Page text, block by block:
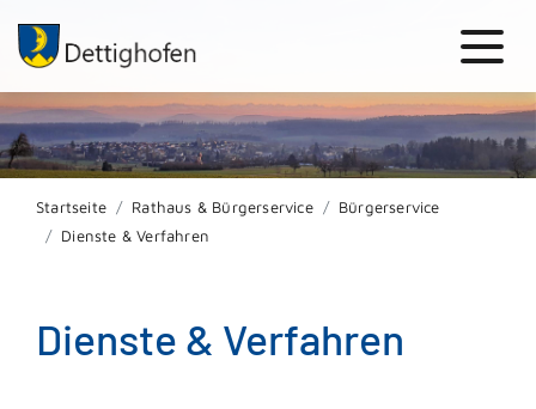
Startseite Rathaus & Bürgerservice
Bürgerservice
Dienste & Verfahren
Dienste & Verfahren